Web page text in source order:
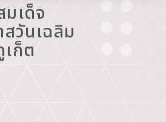
เด็จ
วันเฉลิม
ก็ต